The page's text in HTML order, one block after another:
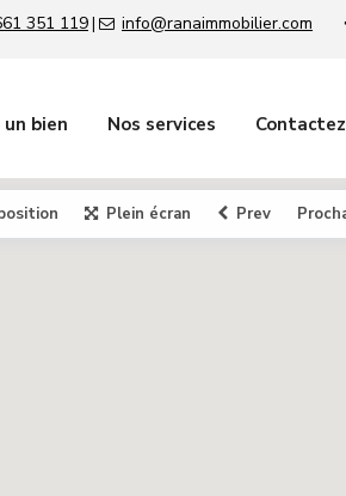
351 119| info@ranaimmobilier.com
bien Nos services
Plein écran Prev